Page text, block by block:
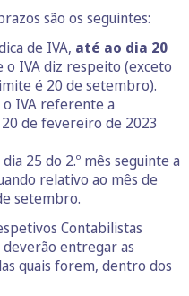
são os seguintes:
de IVA, até ao dia 20
o IVA diz respeito (exceto
é 20 de setembro).
IVA referente a
de fevereiro de 2023
25 do 2.º mês seguinte a
relativo ao mês de
setembro.
Contabilistas
deverão entregar as
quais forem, dentro dos